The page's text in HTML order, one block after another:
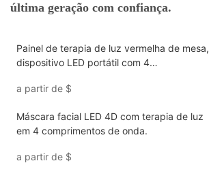
última geração com confiança.
Painel de terapia de luz vermelha de mesa,
dispositivo LED portátil com 4
a partir de $
Máscara facial LED 4D com terapia de luz
em 4 comprimentos de onda.
a partir de $